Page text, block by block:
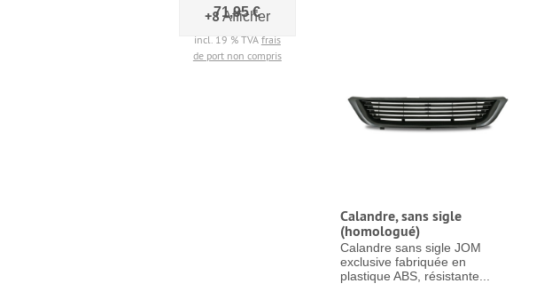
Calandre, sans sigle
(homologué)
Calandre sans sigle JOM
exclusive fabriquée en
plastique ABS, résistante...
71,95 €
incl. 19 % TVA frais
de port non compris
+8Afficher